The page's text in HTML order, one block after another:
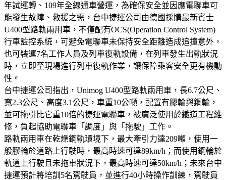
年試運轉、109年全線通車營運，為確保安全並因應電聯車可
能發生故障、救援之需，台中捷運公司由德國採購最新賓士
U400型路軌兩用車，不僅配有OCS(Operation Control System)
行車監控系統，可避免電聯車未保持安全距離造成追撞意外，
也可裝運7名工作人員及列車復軌設備，在列車發生出軌狀況
時，立即至現場進行列車復軌作業，讓保障乘客安全更有機動
性。
台中捷運公司指出，Unimog U400型路軌兩用車，長6.7公尺、
寬2.3公尺、高度3.1公尺，車重10公噸，配置有膠輪與鋼輪，
並可拖引比它重10倍的捷運電聯車，被廣泛使用於鐵道工程維
修，負起協助電聯車「調度」與「拖駛」工作。
路軌兩用車在乾燥鋼軌環境下，最大牽引力達209噸，使用一
般膠輪於道路上行駛時，最高時速可達89km/h；而使用鋼輪於
軌道上行駛且未拖車狀況下，最高時速可達50km/h；未來台中
捷運預計將培訓5名駕駛員，並進行40小時操作訓練，駕駛員